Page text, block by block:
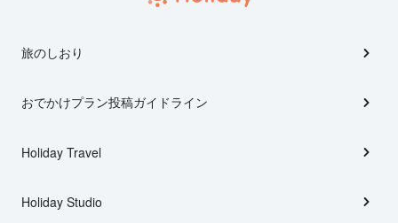
旅のしおり
おでかけプラン投稿ガイドライン
Holiday Travel
Holiday Studio